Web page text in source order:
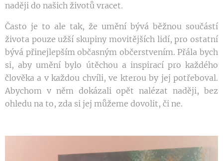
naději do našich životů vracet.
Často je to ale tak, že umění bývá běžnou součástí
života pouze užší skupiny movitějších lidí, pro ostatní
bývá přinejlepším občasným občerstvením. Přála bych
si, aby umění bylo útěchou a inspirací pro každého
člověka a v každou chvíli, ve kterou by jej potřeboval.
Abychom v něm dokázali opět nalézat naději, bez
ohledu na to, zda si jej můžeme dovolit, či ne.